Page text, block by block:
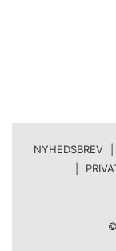
NYHEDSBREV